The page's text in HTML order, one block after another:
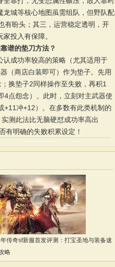
城等核心地图虽需组队，但野队配
有盼头；其三，运营稳定透明，开
投入有保障。
谱的垫刀方法？
认成功率较高的策略（尤其适用于
（商店白装即可）作为垫子。先用
换垫子2同样操作至失败，再积1
4点怨念）。此时，立刻对主武器使
+11冲+12）。在多数有此类机制的
测此法比无脑硬怼成功率高出
有明确的失败积累设定！
传奇sf新服首发评测：打宝圣地与装备速
略